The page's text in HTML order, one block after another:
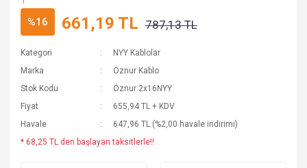
%16 661,19 TL 787,13 TL
Kategori
NYY Kablolar
Marka
Öznur Kablo
Stok Kodu
Öznur 2x16NYY
Fiyat
655,94 TL + KDV
Havale
647,96 TL (%2,00 havale indirimi)
* 68,25 TL den başlayan taksitlerle!!